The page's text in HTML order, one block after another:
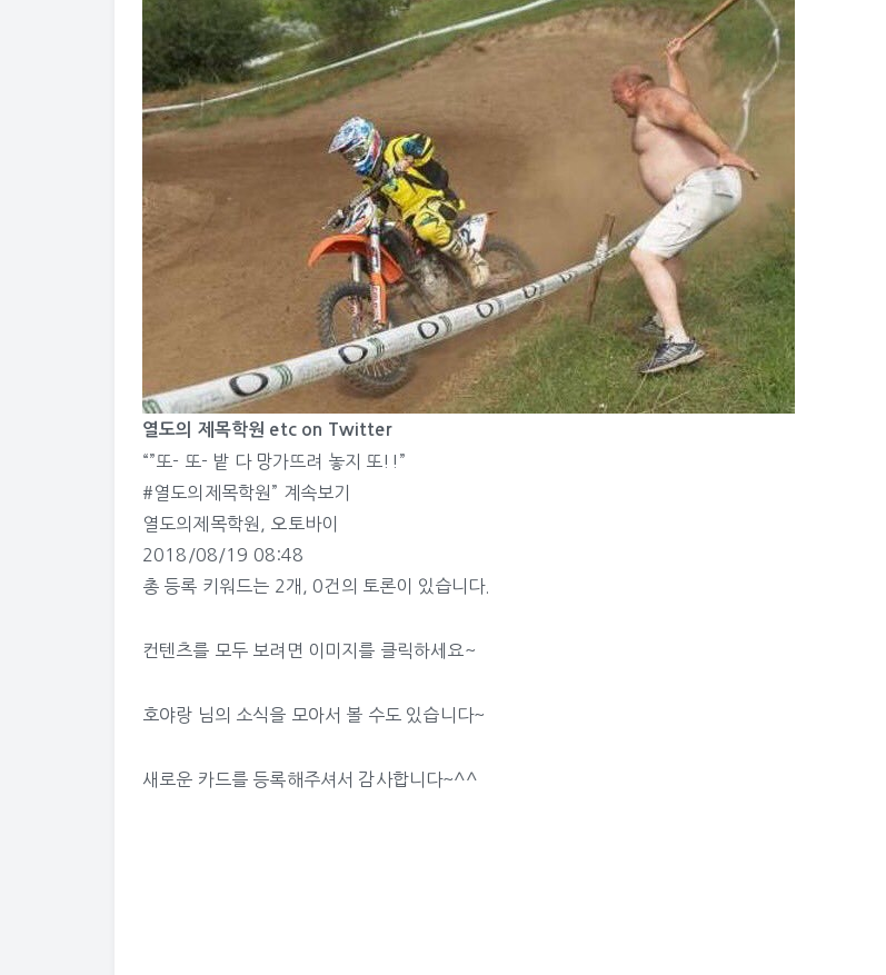
열도의 제목학원 etc on Twitter
“”또- 또- 밭 다 망가뜨려 놓지 또!!”
#열도의제목학원” 계속보기
열도의제목학원
오토바이
2018/08/19 08:48
총 등록 키워드는 2개, 0건의 토론이 있습니다.
컨텐츠를 모두 보려면 이미지를 클릭하세요~
호야랑 님의 소식을 모아서 볼 수도 있습니다~
새로운 카드를 등록해주셔서 감사합니다~^^